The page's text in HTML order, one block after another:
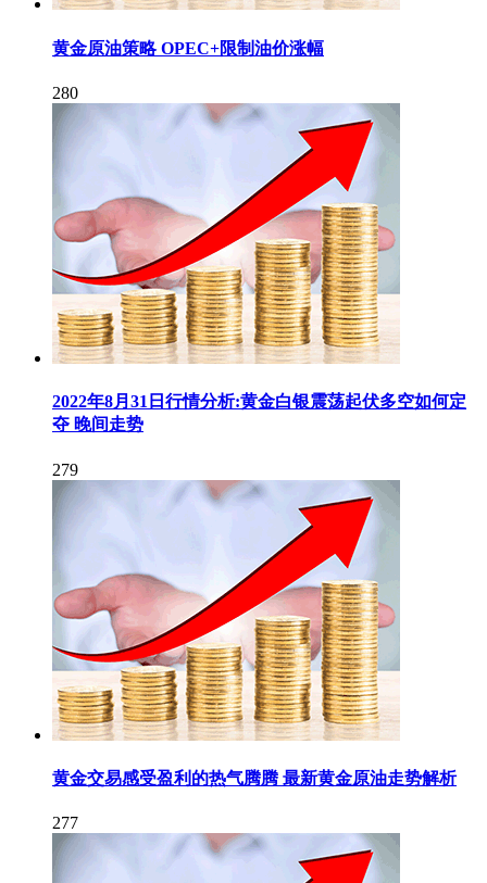
黄金原油策略 OPEC+限制油价涨幅
280
2022年8月31日行情分析:黄金白银震荡起伏多空如何定
夺 晚间走势
279
黄金交易感受盈利的热气腾腾 最新黄金原油走势解析
277